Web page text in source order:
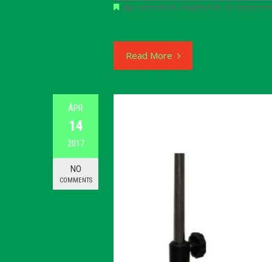
Ágy tartozékok, kiegészítők, Az összes
Read More
ÁPR
14
2017
NO
COMMENTS